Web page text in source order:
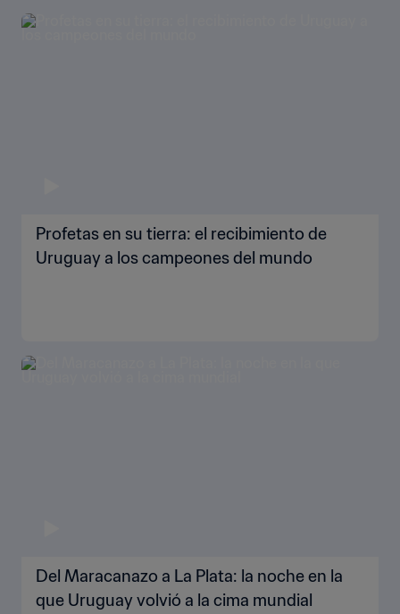
B-20 DE LA FIFA™
Profetas en su tierra: el recibimiento de
Uruguay a los campeones del mundo
Del Maracanazo a La Plata: la noche en la
que Uruguay volvió a la cima mundial